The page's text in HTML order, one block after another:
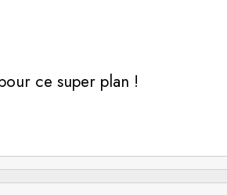
ce super plan !